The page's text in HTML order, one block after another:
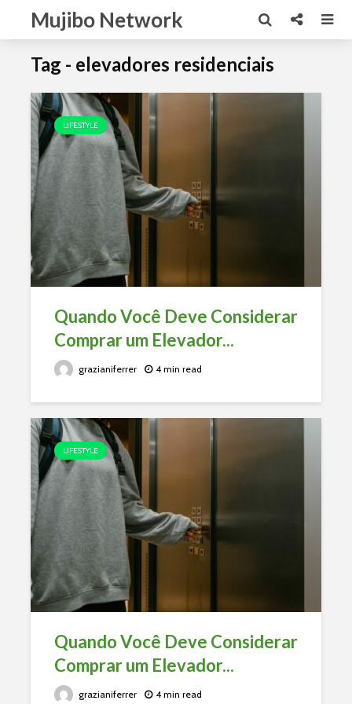
Mujibo Network
Tag - elevadores residenciais
LIFESTYLE
Quando Você Deve Considerar
Comprar um Elevador...
grazianiferrer 4 min read
LIFESTYLE
Quando Você Deve Considerar
Comprar um Elevador...
grazianiferrer 4 min read